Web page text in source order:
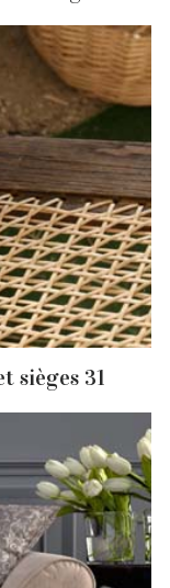
sièges 31